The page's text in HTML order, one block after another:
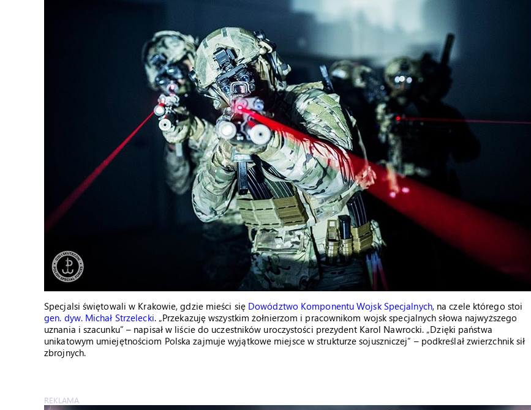
Specjalsi świętowali w Krakowie, gdzie mieści się Dowództwo Komponentu Wojsk Specjalnych, na czele którego stoi
gen. dyw. Michał Strzelecki. „Przekazuję wszystkim żołnierzom i pracownikom wojsk specjalnych słowa najwyższego
uznania i szacunku” – napisał w liście do uczestników uroczystości prezydent Karol Nawrocki. „Dzięki państwa
unikatowym umiejętnościom Polska zajmuje wyjątkowe miejsce w strukturze sojuszniczej” – podkreślał zwierzchnik sił
zbrojnych.
REKLAMA